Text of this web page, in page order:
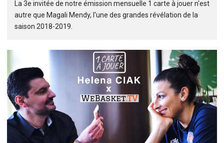
La 3e invitée de notre émission mensuelle 1 carte à jouer n'est
autre que Magali Mendy, l'une des grandes révélation de la
saison 2018-2019.